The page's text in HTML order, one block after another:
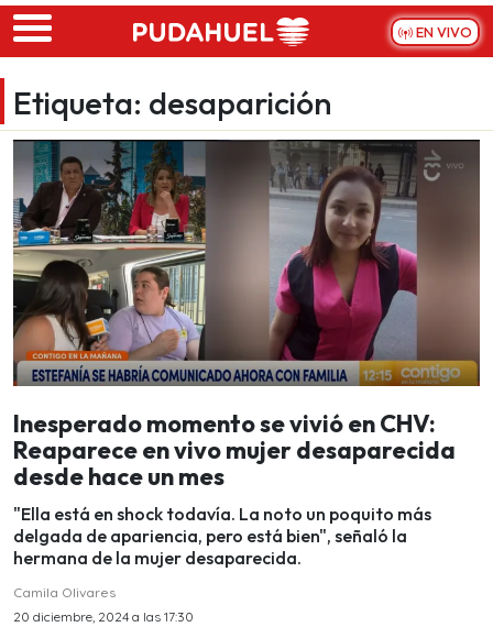
Skip to main content
EN VIVO
Etiqueta: desaparición
Inesperado momento se vivió en CHV:
Reaparece en vivo mujer desaparecida
desde hace un mes
"Ella está en shock todavía. La noto un poquito más
delgada de apariencia, pero está bien", señaló la
hermana de la mujer desaparecida.
Camila Olivares
20 diciembre, 2024 a las 17:30